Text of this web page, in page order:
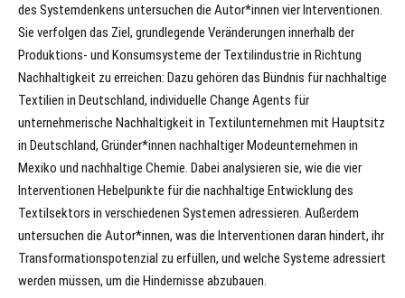
des Systemdenkens untersuchen die Autor*innen vier Interventionen.
Sie verfolgen das Ziel, grundlegende Veränderungen innerhalb der
Produktions- und Konsumsysteme der Textilindustrie in Richtung
Nachhaltigkeit zu erreichen: Dazu gehören das Bündnis für nachhaltige
Textilien in Deutschland, individuelle Change Agents für
unternehmerische Nachhaltigkeit in Textilunternehmen mit Hauptsitz
in Deutschland, Gründer*innen nachhaltiger Modeunternehmen in
Mexiko und nachhaltige Chemie. Dabei analysieren sie, wie die vier
Interventionen Hebelpunkte für die nachhaltige Entwicklung des
Textilsektors in verschiedenen Systemen adressieren. Außerdem
untersuchen die Autor*innen, was die Interventionen daran hindert, ihr
Transformationspotenzial zu erfüllen, und welche Systeme adressiert
werden müssen, um die Hindernisse abzubauen.